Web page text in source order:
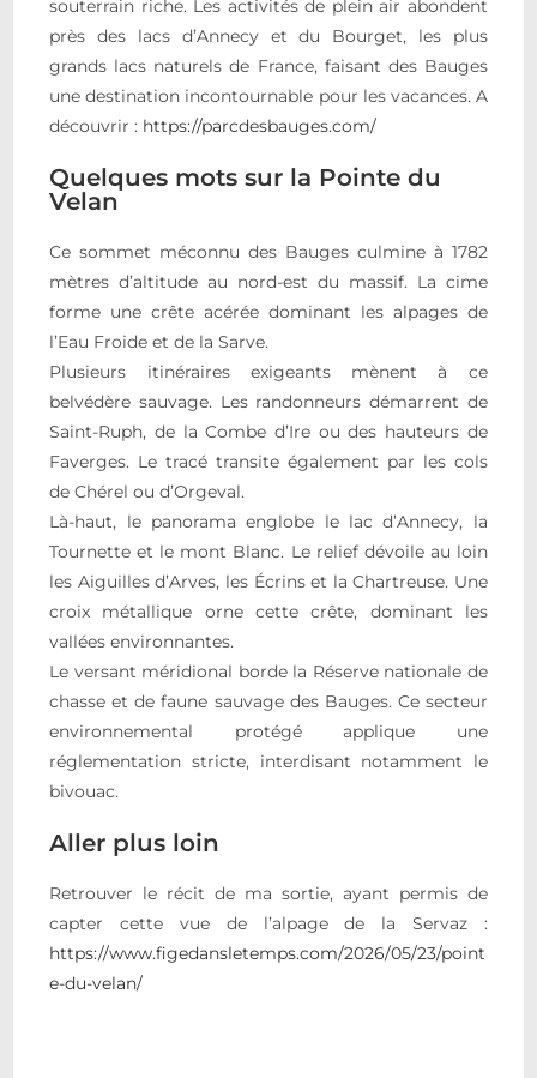
souterrain riche. Les activités de plein air abondent
près des lacs d’Annecy et du Bourget, les plus
grands lacs naturels de France, faisant des Bauges
une destination incontournable pour les vacances. A
découvrir : https://parcdesbauges.com/
Quelques mots sur la Pointe du
Velan
Ce sommet méconnu des Bauges culmine à 1782
mètres d’altitude au nord-est du massif. La cime
forme une crête acérée dominant les alpages de
l’Eau Froide et de la Sarve.
Plusieurs itinéraires exigeants mènent à ce
belvédère sauvage. Les randonneurs démarrent de
Saint-Ruph, de la Combe d’Ire ou des hauteurs de
Faverges. Le tracé transite également par les cols
de Chérel ou d’Orgeval.
Là-haut, le panorama englobe le lac d’Annecy, la
Tournette et le mont Blanc. Le relief dévoile au loin
les Aiguilles d’Arves, les Écrins et la Chartreuse. Une
croix métallique orne cette crête, dominant les
vallées environnantes.
Le versant méridional borde la Réserve nationale de
chasse et de faune sauvage des Bauges. Ce secteur
environnemental protégé applique une
réglementation stricte, interdisant notamment le
bivouac.
Aller plus loin
Retrouver le récit de ma sortie, ayant permis de
capter cette vue de l’alpage de la Servaz :
https://www.figedansletemps.com/2026/05/23/point
e-du-velan/